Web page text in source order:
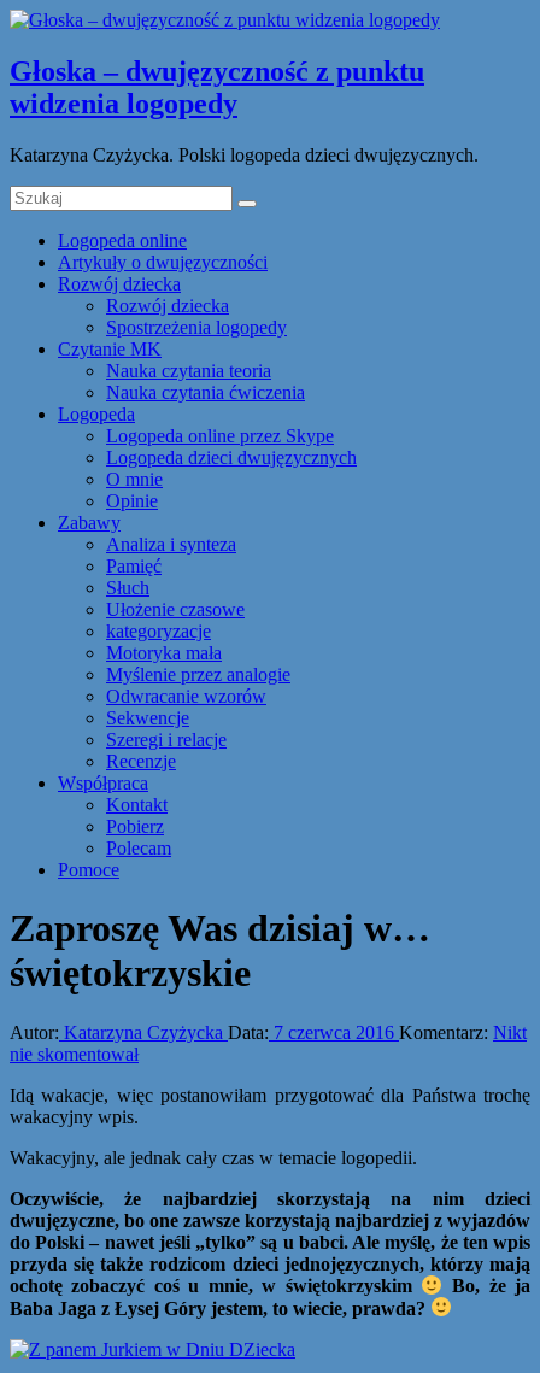
Głoska – dwujęzyczność z punktu
widzenia logopedy
Katarzyna Czyżycka. Polski logopeda dzieci dwujęzycznych.
Logopeda online
Artykuły o dwujęzyczności
Rozwój dziecka
Rozwój dziecka
Spostrzeżenia logopedy
Czytanie MK
Nauka czytania teoria
Nauka czytania ćwiczenia
Logopeda
Logopeda online przez Skype
Logopeda dzieci dwujęzycznych
O mnie
Opinie
Zabawy
Analiza i synteza
Pamięć
Słuch
Ułożenie czasowe
kategoryzacje
Motoryka mała
Myślenie przez analogie
Odwracanie wzorów
Sekwencje
Szeregi i relacje
Recenzje
Współpraca
Kontakt
Pobierz
Polecam
Pomoce
Zaproszę Was dzisiaj w…
świętokrzyskie
Autor: Katarzyna Czyżycka Data: 7 czerwca 2016 Komentarz: Nikt
nie skomentował
Idą wakacje, więc postanowiłam przygotować dla Państwa trochę
wakacyjny wpis.
Wakacyjny, ale jednak cały czas w temacie logopedii.
Oczywiście, że najbardziej skorzystają na nim dzieci
dwujęzyczne, bo one zawsze korzystają najbardziej z wyjazdów
do Polski – nawet jeśli „tylko” są u babci. Ale myślę, że ten wpis
przyda się także rodzicom dzieci jednojęzycznych, którzy mają
ochotę zobaczyć coś u mnie, w świętokrzyskim
Bo, że ja
Baba Jaga z Łysej Góry jestem, to wiecie, prawda?